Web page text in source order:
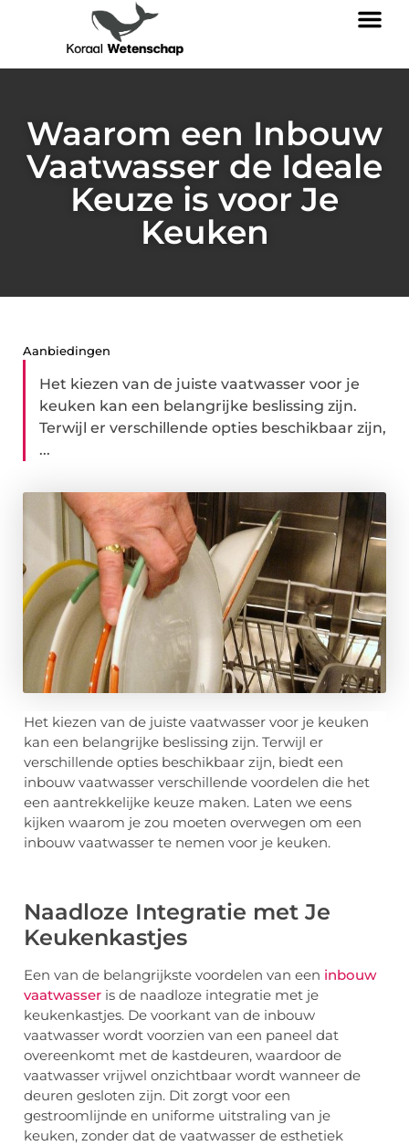
Waarom een Inbouw
Vaatwasser de Ideale
Keuze is voor Je
Keuken
Aanbiedingen
Het kiezen van de juiste vaatwasser voor je
keuken kan een belangrijke beslissing zijn.
Terwijl er verschillende opties beschikbaar zijn,
...
Het kiezen van de juiste vaatwasser voor je keuken
kan een belangrijke beslissing zijn. Terwijl er
verschillende opties beschikbaar zijn, biedt een
inbouw vaatwasser verschillende voordelen die het
een aantrekkelijke keuze maken. Laten we eens
kijken waarom je zou moeten overwegen om een
inbouw vaatwasser te nemen voor je keuken.
Naadloze Integratie met Je
Keukenkastjes
Een van de belangrijkste voordelen van een inbouw
vaatwasser is de naadloze integratie met je
keukenkastjes. De voorkant van de inbouw
vaatwasser wordt voorzien van een paneel dat
overeenkomt met de kastdeuren, waardoor de
vaatwasser vrijwel onzichtbaar wordt wanneer de
deuren gesloten zijn. Dit zorgt voor een
gestroomlijnde en uniforme uitstraling van je
keuken, zonder dat de vaatwasser de esthetiek